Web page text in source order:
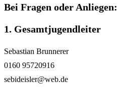
Bei Fragen oder Anliegen:
1. Gesamtjugendleiter
Sebastian Brunnerer
0160 95720916
sebideisler@web.de